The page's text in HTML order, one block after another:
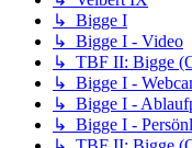
↳ Bigge I
↳ Bigge I - Video
↳ TBF II: Bigge
↳ Bigge I -
↳ Bigge I -
↳ Bigge I -